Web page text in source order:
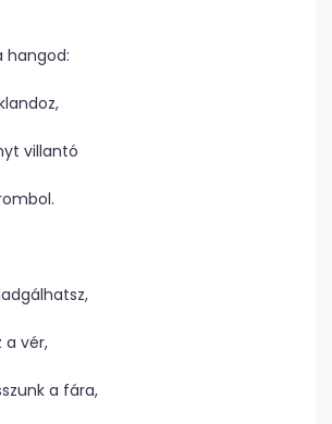
hangod:
villantó
a vér,
a fára,